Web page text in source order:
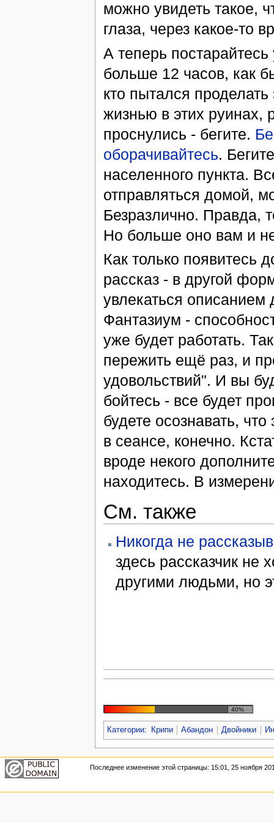
можно увидеть такое,
глаза, через какое-то
А теперь
больше 12 часов, как
кто пытался
жизнью в этих руинах,
проснулись - бегите.
оборачивайтесь.
населенного пункта.
отправляться домой,
Безразлично. Правда,
Но больше оно вам и
Как только появитесь
рассказ - в другой
увлекаться
Фантазиум -
уже будет работать.
пережить ещё раз, и
удовольствий". И вы
бойтесь - все будет
будете осознавать,
в сеансе, конечно.
вроде некого
находитесь. В
См. также
Никогда не
здесь рассказчик не
другими людьми, но
40%
Категории: Крипи Абандон Двойники
Последнее изменение этой страницы: 15:01, 25 ноября